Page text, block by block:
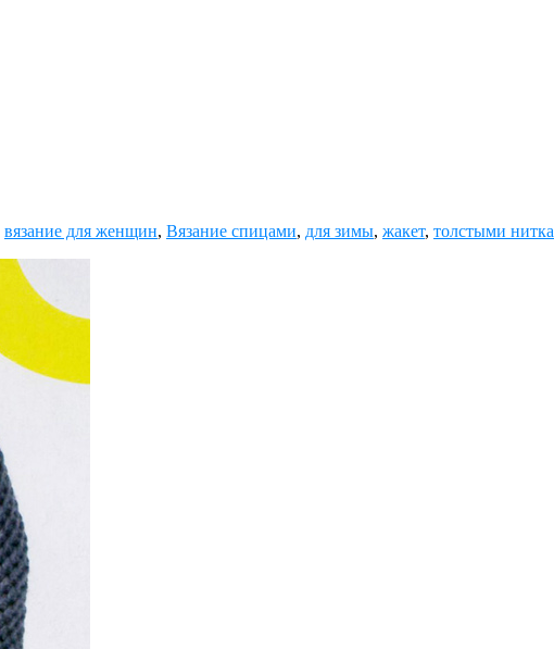
вязание для женщин, Вязание спицами, для зимы, жакет, толстыми